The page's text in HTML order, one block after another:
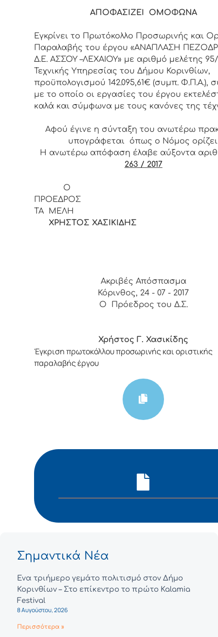
ΑΠΟΦΑΣΙΖΕΙ ΟΜΟΦΩΝΑ
Εγκρίνει το Πρωτόκολλο Προσωρινής και
Παραλαβής του έργου «ΑΝΑΠΛΑΣΗ
Δ.Ε. ΑΣΣΟΥ –ΛΕΧΑΙΟΥ» με αριθμό μελέτης 95/
Τεχνικής Υπηρεσίας του Δήμου Κορινθίων,
προϋπολογισμού 142.095,61€ (συμπ. Φ.Π.Α.),
με το οποίο οι εργασίες του έργου
καλά και σύμφωνα με τους κανόνες της
Αφού έγινε η σύνταξη του ανωτέρω
υπογράφεται όπως ο Νόμος
Η ανωτέρω απόφαση έλαβε αύξοντα
263 / 2017
Ο
ΤΑ ΜΕΛΗ
ΧΡΗΣΤΟΣ ΧΑΣΙΚΙΔΗΣ
Ακριβές Απόσπασμα
Κόρινθος, 24 - 07 - 2017
Ο Πρόεδρος του Δ.Σ.
Χρήστος Γ. Χασικίδης
Έγκριση πρωτοκόλλου προσωρινής και οριστικής
παραλαβής έργου
Σημαντικά Νέα
Ένα τριήμερο γεμάτο πολιτισμό στον Δήμο
Κορινθίων – Στο επίκεντρο το πρώτο Kalamia
Festival
8 Αυγούστου, 2026
Περισσότερα »